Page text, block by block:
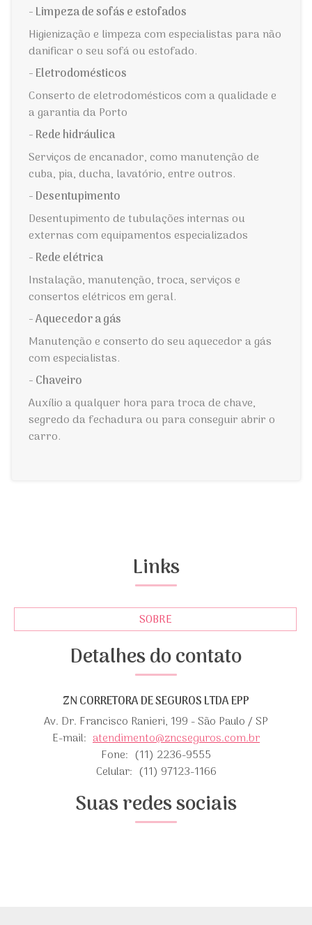
- Limpeza de sofás e estofados
Higienização e limpeza com especialistas para não
danificar o seu sofá ou estofado.
- Eletrodomésticos
Conserto de eletrodomésticos com a qualidade e
a garantia da Porto
- Rede hidráulica
Serviços de encanador, como manutenção de
cuba, pia, ducha, lavatório, entre outros.
- Desentupimento
Desentupimento de tubulações internas ou
externas com equipamentos especializados
- Rede elétrica
Instalação, manutenção, troca, serviços e
consertos elétricos em geral.
- Aquecedor a gás
Manutenção e conserto do seu aquecedor a gás
com especialistas.
- Chaveiro
Auxílio a qualquer hora para troca de chave,
segredo da fechadura ou para conseguir abrir o
carro.
Links
SOBRE
Detalhes do contato
ZN CORRETORA DE SEGUROS LTDA EPP
Av. Dr. Francisco Ranieri, 199 - São Paulo / SP
E-mail: atendimento@zncseguros.com.br
Fone: (11) 2236-9555
Celular: (11) 97123-1166
Suas redes sociais